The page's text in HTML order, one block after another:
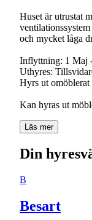
Huset är utrustat
och mycket låga
Inflyttning: 1 Maj
Uthyres:
Hyrs ut omöblerat
Kan hyras ut
Läs mer
Din
B
Besart